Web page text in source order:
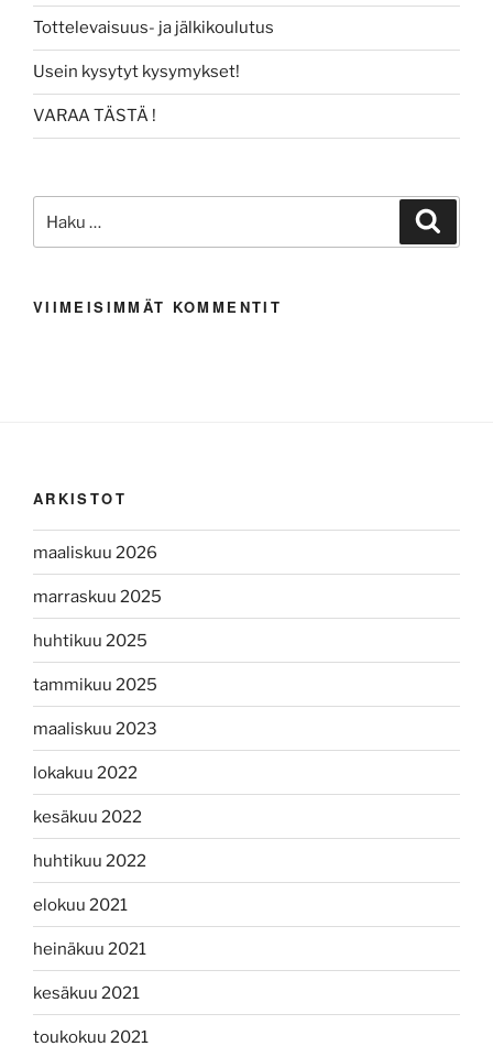
Tottelevaisuus- ja jälkikoulutus
Usein kysytyt kysymykset!
VARAA TÄSTÄ !
VIIMEISIMMÄT KOMMENTIT
ARKISTOT
maaliskuu 2026
marraskuu 2025
huhtikuu 2025
tammikuu 2025
maaliskuu 2023
lokakuu 2022
kesäkuu 2022
huhtikuu 2022
elokuu 2021
heinäkuu 2021
kesäkuu 2021
toukokuu 2021